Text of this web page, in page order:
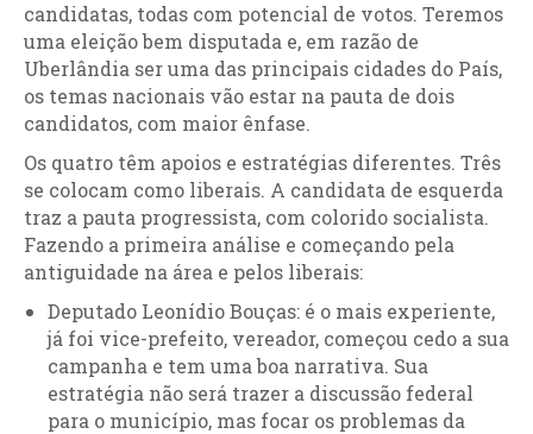
candidatas, todas com potencial de votos. Teremos
uma eleição bem disputada e, em razão de
Uberlândia ser uma das principais cidades do País,
os temas nacionais vão estar na pauta de dois
candidatos, com maior ênfase.
Os quatro têm apoios e estratégias diferentes. Três
se colocam como liberais. A candidata de esquerda
traz a pauta progressista, com colorido socialista.
Fazendo a primeira análise e começando pela
antiguidade na área e pelos liberais:
Deputado Leonídio Bouças: é o mais experiente,
já foi vice-prefeito, vereador, começou cedo a sua
campanha e tem uma boa narrativa. Sua
estratégia não será trazer a discussão federal
para o município, mas focar os problemas da